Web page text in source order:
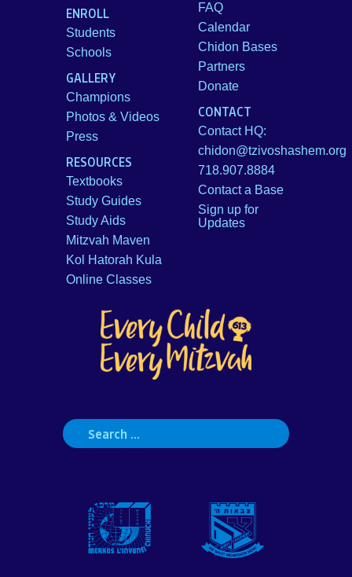
Search
for:
ENROLL
Students
Schools
GALLERY
Champions
Photos & Videos
Press
RESOURCES
Textbooks
Study Guides
Study Aids
Mitzvah Maven
Kol Hatorah Kula
Online Classes
FAQ
Calendar
Chidon Bases
Partners
Donate
CONTACT
Contact HQ:
chidon@tzivoshashem.org
718.907.8884
Contact a Base
Sign up for
Updates